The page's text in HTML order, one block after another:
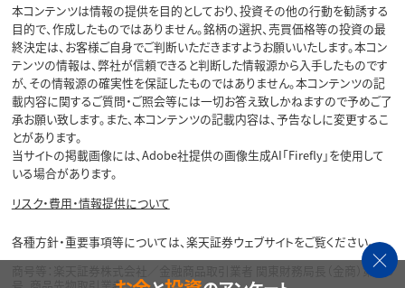
本コンテンツは情報の提供を目的としており、投資その他の行動を勧誘する
目的で、作成したものではありません。銘柄の選択、売買価格等の投資の最
終決定は、お客様ご自身でご判断いただきますようお願いいたします。本コン
テンツの情報は、弊社が信頼できると判断した情報源から入手したものです
が、その情報源の確実性を保証したものではありません。本コンテンツの記
載内容に関するご質問・ご照会等には一切お答え致しかねますので予めご了
承お願い致します。また、本コンテンツの記載内容は、予告なしに変更するこ
とがあります。
当サイトの掲載画像には、Adobe社提供の画像生成AI「Firefly」を使用して
いる場合があります。
リスク・費用・情報提供について
各種方針・重要事項等については、楽天証券ウェブサイトをご覧ください。
商号等：楽天証券株式会社／金融商品取引業者 関東財務局長（金商）第195